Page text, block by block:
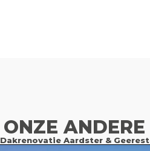
ONZE
Dakrenovatie Aardster &